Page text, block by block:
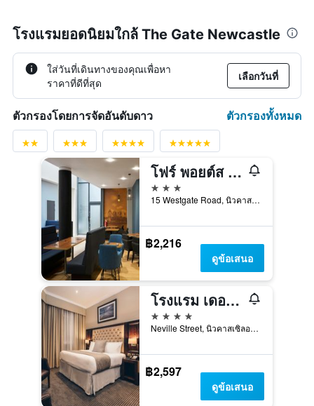
โรงแรมยอดนิยมใกล้ The Gate Newcastle
ใส่วันที่เดินทางของคุณเพื่อหา
ราคาที่ดีที่สุด
เลือกวันที่
ตัวกรองโดยการจัดอันดับดาว ตัวกรองทั้งหมด
โฟร์ พอยต์ส เฟล็กซ์ บาย เชอราตัน นิวคาสเซิล
3 ดาว
15 Westgate Road, นิวคาสเซิลอะพอนไทน์, สหราชอาณาจักร
฿2,216
ดูข้อเสนอ
โรงแรม เดอะ เคาน์ตี, นิวคาสเซิล
4 ดาว
Neville Street, นิวคาสเซิลอะพอนไทน์, สหราชอาณาจักร
฿2,597
ดูข้อเสนอ